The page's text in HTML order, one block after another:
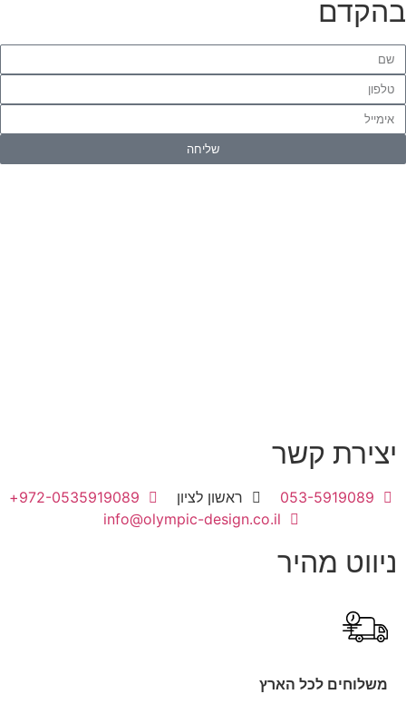
בהקדם
שליחה
ניווט מהיר
משלוחים לכל הארץ
יצירת קשר
053-5919089 ראשון לציון
972-0535919089+
info@olympic-design.co.il